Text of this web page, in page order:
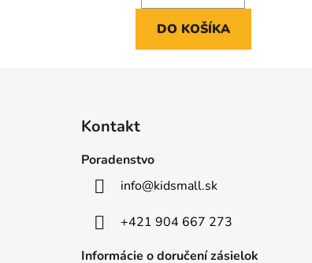
DO KOŠÍKA
Kontakt
Poradenstvo
info@kidsmall.sk
+421 904 667 273
Informácie o doručení zásielok